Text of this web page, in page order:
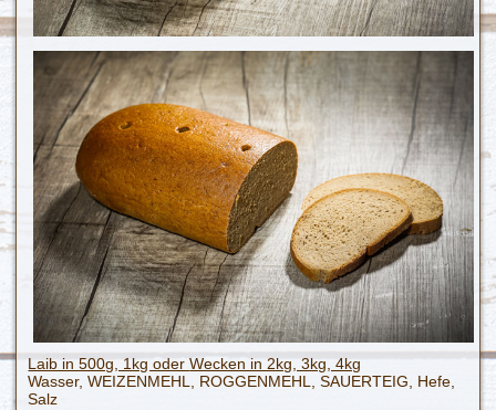
Laib in 500g, 1kg oderWecken in 2kg, 3kg, 4kg
Wasser, WEIZENMEHL, ROGGENMEHL, SAUERTEIG, Hefe,
Salz